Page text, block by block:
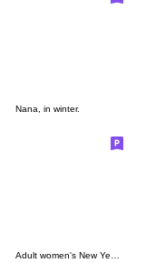
Nana, in winter.
Adult women's New Year's holiday/20